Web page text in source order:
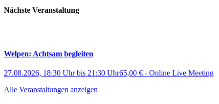
Nächste Veranstaltung
Welpen: Achtsam begleiten
27.08.2026, 18:30 Uhrbis 21:30 Uhr65,00 € - Online Live Meeting
Alle Veranstaltungen anzeigen